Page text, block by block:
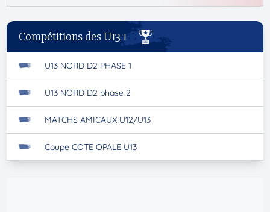
Compétitions des U13 1
U13 NORD D2 PHASE 1
U13 NORD D2 phase 2
MATCHS AMICAUX U12/U13
Coupe COTE OPALE U13